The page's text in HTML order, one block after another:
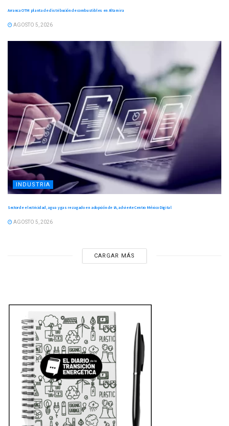
Arranca OTM planta de distribución de combustibles en Altamira
AGOSTO 5, 2026
INDUSTRIA
Sector de electricidad, agua y gas rezagado en adopción de IA, advierte Centro México Digital
AGOSTO 5, 2026
CARGAR MÁS